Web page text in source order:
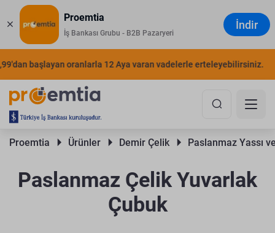
Proemtia
İş Bankası Grubu - B2B Pazaryeri
İndir
başlayan oranlarla 12 Aya varan vadelerle erteleyebilirsiniz.
Proemtia Ürünler Demir Çelik Paslanmaz Yassı
Paslanmaz Çelik Yuvarlak
Çubuk